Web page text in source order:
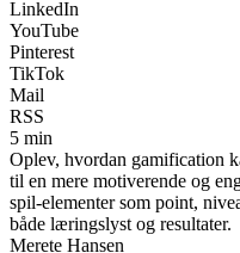
LinkedIn
YouTube
Pinterest
TikTok
Mail
RSS
5 min
Oplev, hvordan gamification
til en mere motiverende og
spil-elementer som point,
både læringslyst og resultater.
Merete Hansen